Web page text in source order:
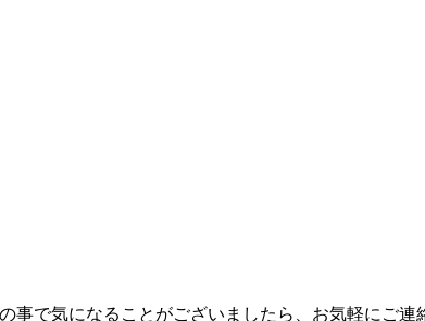
で気になることがございましたら、お気軽にご連